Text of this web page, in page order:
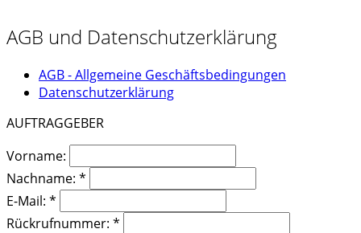
AGB und Datenschutzerklärung
AGB - Allgemeine Geschäftsbedingungen
Datenschutzerklärung
AUFTRAGGEBER
Vorname:
Nachname: *
E-Mail: *
Rückrufnummer: *